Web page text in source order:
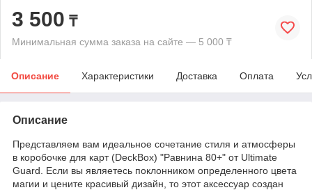
3 500 ₸
Минимальная сумма заказа на сайте — 5 000 ₸
Описание Характеристики Доставка Оплата
Описание
Представляем вам идеальное сочетание стиля и атмосферы
в коробочке для карт (DeckBox) "Равнина 80+" от Ultimate
Guard. Если вы являетесь поклонником определенного цвета
магии и цените красивый дизайн, то этот аксессуар создан